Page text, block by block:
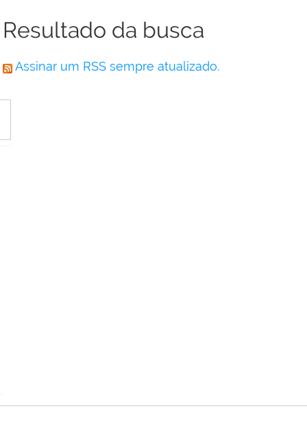
Resultado da busca
Assinar um RSS sempre atualizado.